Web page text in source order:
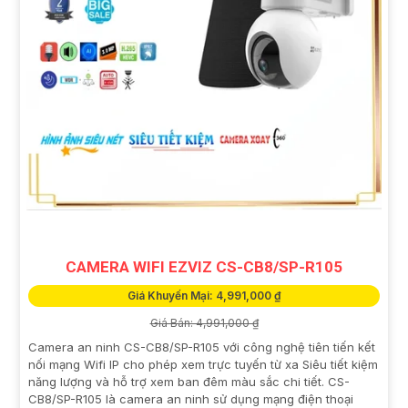
CAMERA WIFI EZVIZ CS-CB8/SP-R105
Giá Khuyến Mại: 4,991,000 ₫
Giá Bán: 4,991,000 ₫
Camera an ninh CS-CB8/SP-R105 với công nghệ tiên tiến kết
nối mạng Wifi IP cho phép xem trực tuyến từ xa Siêu tiết kiệm
năng lượng và hỗ trợ xem ban đêm màu sắc chi tiết. CS-
CB8/SP-R105 là camera an ninh sử dụng mạng điện thoại